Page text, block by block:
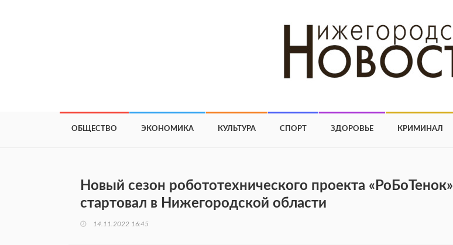
ОБЩЕСТВО ЭКОНОМИКА КУЛЬТУРА СПОРТ ЗДОРОВЬЕ КРИМИНАЛ
Новый сезон робототехнического проекта «РоБоТенок»
стартовал в Нижегородской области
14.11.2022 16:45